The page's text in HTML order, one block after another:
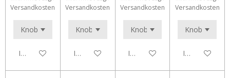
Versandkosten
In den Warenkorb
Versandkosten
In den Warenkorb
Versandkosten
In den Warenkorb
Versandkosten
In den